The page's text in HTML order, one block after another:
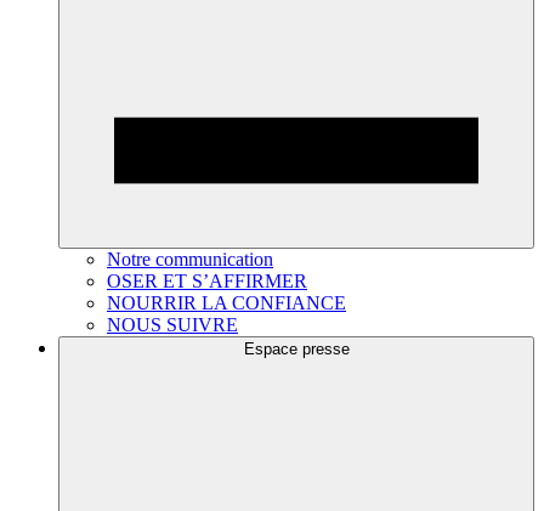
Notre communication
OSER ET S’AFFIRMER
NOURRIR LA CONFIANCE
NOUS SUIVRE
Espace presse